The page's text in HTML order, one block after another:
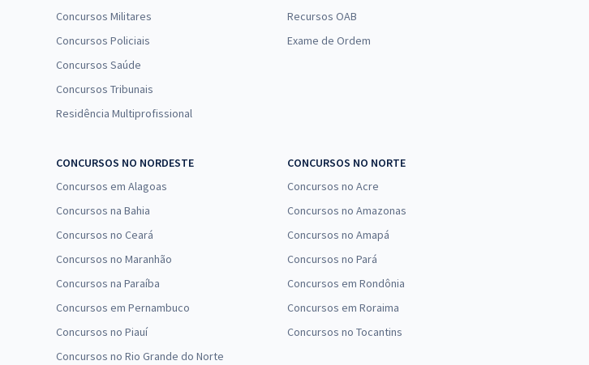
Concursos Militares
Concursos Policiais
Concursos Saúde
Concursos Tribunais
Residência Multiprofissional
Recursos OAB
Exame de Ordem
CONCURSOS NO NORDESTE
Concursos em Alagoas
Concursos na Bahia
Concursos no Ceará
Concursos no Maranhão
Concursos na Paraíba
Concursos em Pernambuco
Concursos no Piauí
Concursos no Rio Grande do Norte
CONCURSOS NO NORTE
Concursos no Acre
Concursos no Amazonas
Concursos no Amapá
Concursos no Pará
Concursos em Rondônia
Concursos em Roraima
Concursos no Tocantins